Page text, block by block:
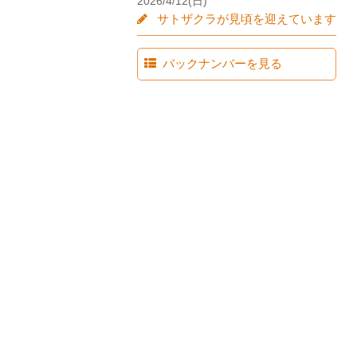
サトザクラが見頃を迎えています
バックナンバーを見る